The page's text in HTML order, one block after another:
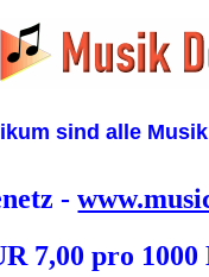
sind alle
-
7,00 pro